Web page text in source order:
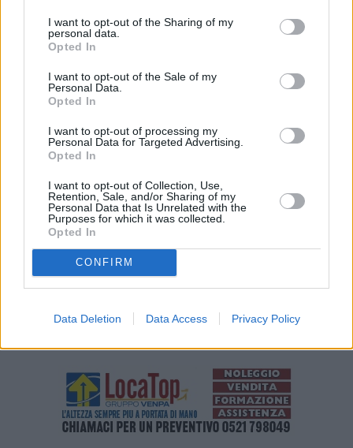
I want to opt-out of the Sharing of my
personal data.
Opted In
I want to opt-out of the Sale of my
Personal Data.
Opted In
I want to opt-out of processing my
Personal Data for Targeted Advertising.
Opted In
I want to opt-out of Collection, Use,
Retention, Sale, and/or Sharing of my
Personal Data that Is Unrelated with the
Purposes for which it was collected.
Opted In
CONFIRM
Data Deletion Data Access Privacy Policy
green pass per chi ha tre dosi – oppure due dosi e ha già avuto il
Covid – diverrà indefinita. Nelle prossime settimane andremo avanti
scientifica, e continuando a seguire l’andamento della curva
epidemiologica, annunceremo un calendario di superamento delle
Vogliamo un Italia sempre più aperta, soprattutto per i nostri
ragazzi”.
(ITALPRESS).
ITALIA NEWSONLINE NOTIZIEONLINE